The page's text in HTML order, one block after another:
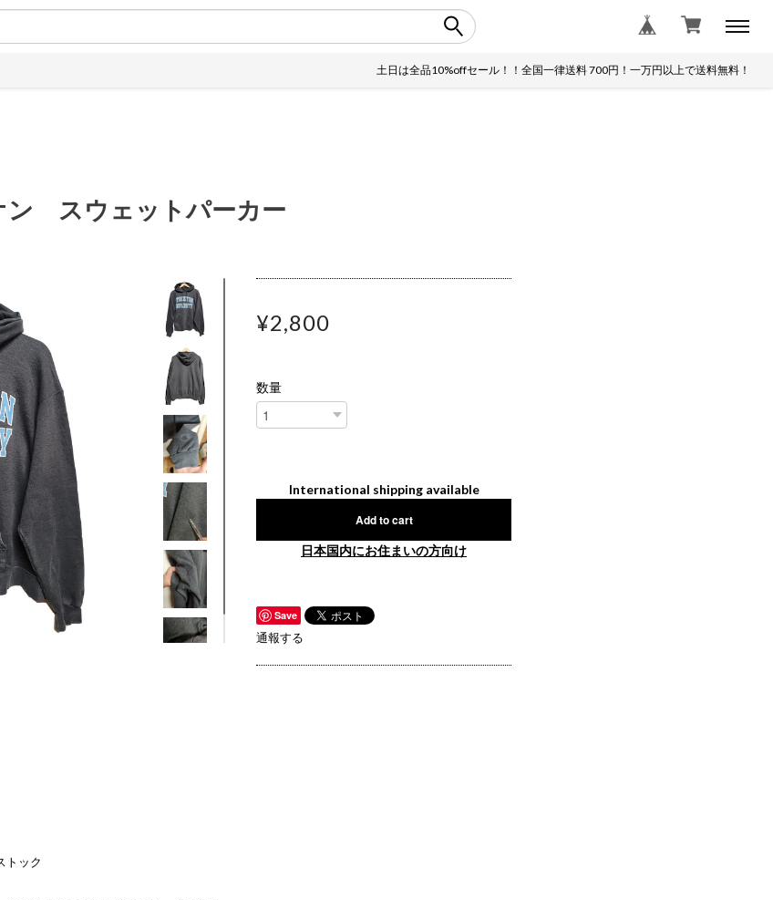
土日は全品10%offセール！！全国一律送料 700円！一万円以上で送料無料！
ン スウェットパーカー
トック
¥2,800
数量
International shipping available
Add to cart
日本国内にお住まいの方向け
Save
通報する